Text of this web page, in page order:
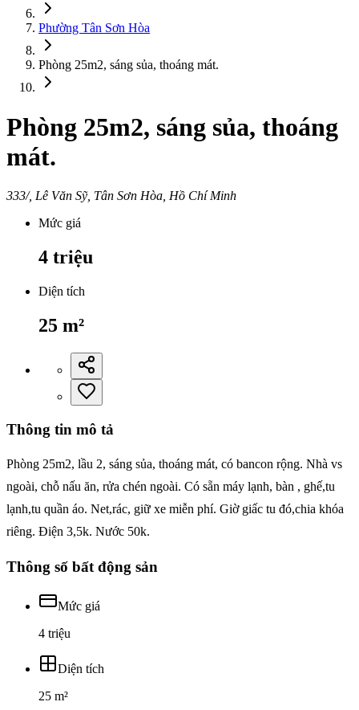
Phường Tân Sơn Hòa
Phòng 25m2, sáng sủa, thoáng mát.
Phòng 25m2, sáng sủa, thoáng
mát.
333/, Lê Văn Sỹ, Tân Sơn Hòa, Hồ Chí Minh
Mức giá
4 triệu
Diện tích
25 m²
Thông tin mô tả
Phòng 25m2, lầu 2, sáng sủa, thoáng mát, có bancon rộng. Nhà vs
ngoài, chỗ nấu ăn, rửa chén ngoài. Có sẵn máy lạnh, bàn , ghế,tu
lạnh,tu quần áo. Net,rác, giữ xe miễn phí. Giờ giấc tu đó,chia khóa
riêng. Điện 3,5k. Nước 50k.
Thông số bất động sản
Mức giá
4 triệu
Diện tích
25 m²